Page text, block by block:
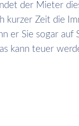
der Mieter
kurzer Zeit die
er Sie sogar auf
kann teuer